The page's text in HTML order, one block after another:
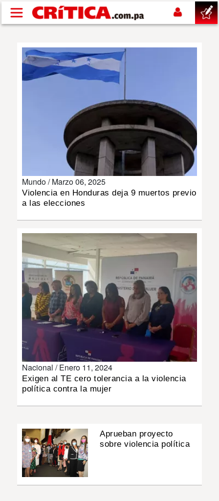
Pasar al contenido principal
DEPORTES
MULTIMEDIA
IMPRESO
Mundo /Marzo 06, 2025
Violencia en Honduras deja 9 muertos previo
a las elecciones
Nacional /Enero 11, 2024
Exigen al TE cero tolerancia a la violencia
política contra la mujer
Aprueban proyecto
sobre violencia política